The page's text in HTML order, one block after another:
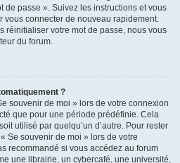
de passe ». Suivez les instructions et vous
vous connecter de nouveau rapidement.
réinitialiser votre mot de passe, nous vous
du forum.
?
souvenir de moi » lors de votre connexion
que pour une période prédéfinie. Cela
utilisé par quelqu’un d’autre. Pour rester
Se souvenir de moi » lors de votre
recommandé si vous accédez au forum
une librairie, un cybercafé, une université,